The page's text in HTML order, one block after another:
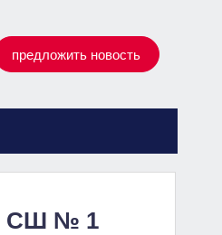
предложить новость
СШ № 1